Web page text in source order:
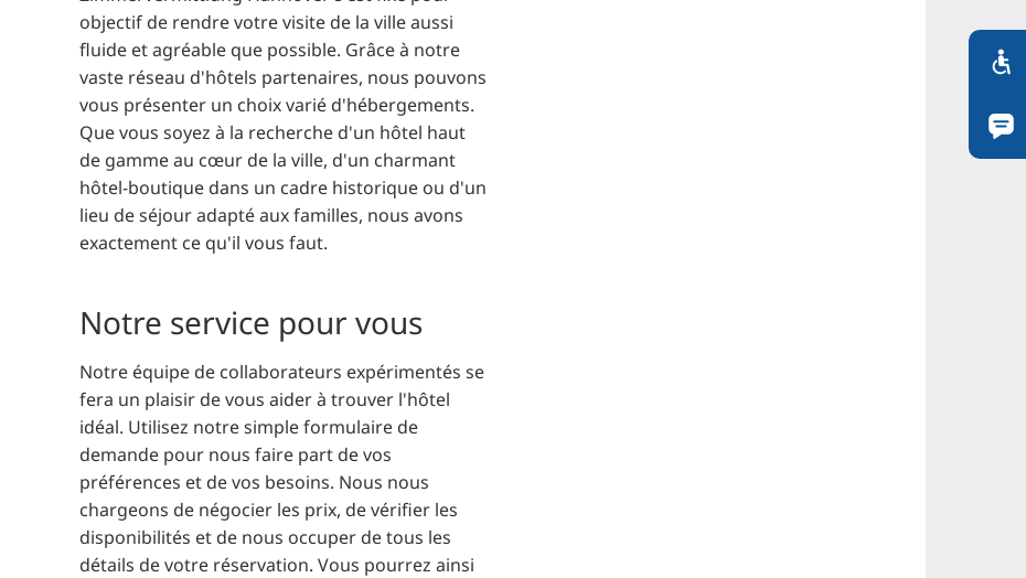
objectif de rendre votre visite de la ville aussi
fluide et agréable que possible. Grâce à notre
vaste réseau d'hôtels partenaires, nous pouvons
vous présenter un choix varié d'hébergements.
Que vous soyez à la recherche d'un hôtel haut
de gamme au cœur de la ville, d'un charmant
hôtel-boutique dans un cadre historique ou d'un
lieu de séjour adapté aux familles, nous avons
exactement ce qu'il vous faut.
Notre service pour vous
Notre équipe de collaborateurs expérimentés se
fera un plaisir de vous aider à trouver l'hôtel
idéal. Utilisez notre simple formulaire de
demande pour nous faire part de vos
préférences et de vos besoins. Nous nous
chargeons de négocier les prix, de vérifier les
disponibilités et de nous occuper de tous les
détails de votre réservation. Vous pourrez ainsi